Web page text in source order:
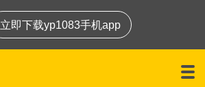
立即下载yp1083手机app